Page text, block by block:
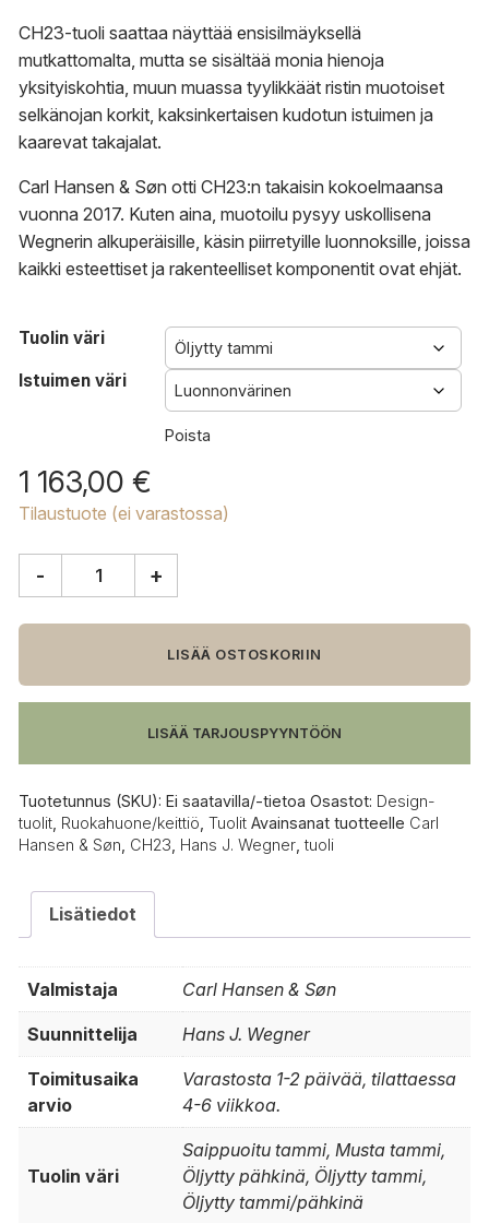
CH23-tuoli saattaa näyttää ensisilmäyksellä
mutkattomalta, mutta se sisältää monia hienoja
yksityiskohtia, muun muassa tyylikkäät ristin muotoiset
selkänojan korkit, kaksinkertaisen kudotun istuimen ja
kaarevat takajalat.
Carl Hansen & Søn otti CH23:n takaisin kokoelmaansa
vuonna 2017. Kuten aina, muotoilu pysyy uskollisena
Wegnerin alkuperäisille, käsin piirretyille luonnoksille, joissa
kaikki esteettiset ja rakenteelliset komponentit ovat ehjät.
Tuolin väri
Istuimen väri
Poista
1 163,00 €
Tilaustuote (ei varastossa)
&
CH23
tuoli
- +
LISÄÄ OSTOSKORIIN
LISÄÄ TARJOUSPYYNTÖÖN
Tuotetunnus (SKU): Ei saatavilla/-tietoa Osastot: Design-
tuolit Ruokahuone/keittiö Tuolit Avainsanat tuotteelle Carl
Hansen & Søn CH23 Hans J. Wegner ,tuoli
Lisätiedot
Valmistaja Carl Hansen & Søn
Suunnittelija Hans J. Wegner
Toimitusaika
arvio
Varastosta 1-2 päivää, tilattaessa
4-6 viikkoa.
Tuolin väri
Saippuoitu tammi, Musta tammi,
Öljytty pähkinä, Öljytty tammi,
Öljytty tammi/pähkinä